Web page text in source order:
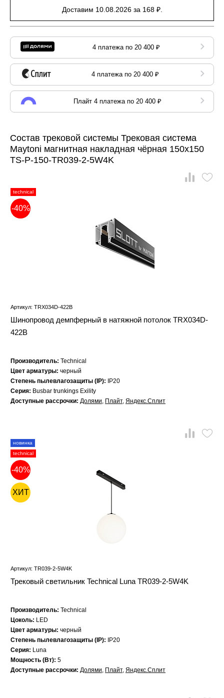
Доставим 10.08.2026 за 168 ₽.
4 платежа по 20 400 ₽
4 платежа по 20 400 ₽
Плайт 4 платежа по 20 400 ₽
Состав трековой системы Трековая система
Maytoni магнитная накладная чёрная 150x150
TS-P-150-TR039-2-5W4K
technical
-40%
Артикул: TRX034D-422B
Шинопровод демпферный в натяжной потолок TRX034D-
422B
Производитель: Technical
Цвет арматуры: черный
Степень пылевлагозащиты (IP):
IP20
Серия: Busbar trunkings Exility
Доступные рассрочки: Долями, Плайт, Яндекс.Сплит
новинка
technical
-40%
ХИТ
Артикул: TR039-2-5W4K
Трековый светильник Technical Luna TR039-2-5W4K
Производитель: Technical
Цоколь: LED
Цвет арматуры: черный
Степень пылевлагозащиты (IP):
IP20
Серия: Luna
Мощность (Вт): 5
Доступные рассрочки: Долями, Плайт, Яндекс.Сплит